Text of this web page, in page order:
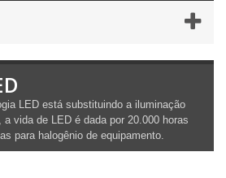
LED está substituindo a iluminação
vida de LED é dada por 20.000 horas
para halogênio de equipamento.